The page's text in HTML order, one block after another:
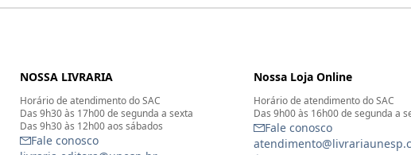
NOSSA LIVRARIA
Horário de atendimento do SAC
Das 9h30 às 17h00 de segunda a sexta
Das 9h30 às 12h00 aos sábados
Fale conosco
Nossa Loja Online
Horário de atendimento do SAC
Das 9h00 às 16h00 de segunda a
Fale conosco